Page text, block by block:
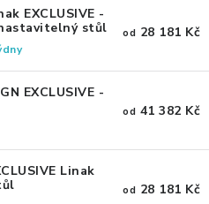
EXCLUSIVE -
stůl
od 28 181 Kč
EXCLUSIVE -
od 41 382 Kč
Linak
od 28 181 Kč